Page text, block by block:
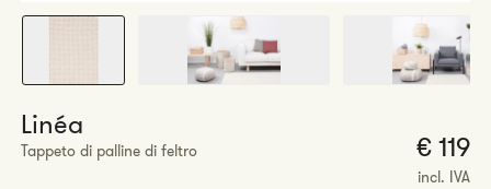
Linéa
Tappeto di palline di feltro € 119
incl. IVA